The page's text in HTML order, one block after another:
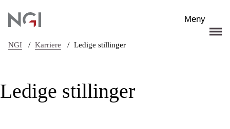
Meny
NGI / Karriere / Ledige stillinger
Ledige stillinger